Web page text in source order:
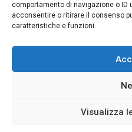
comportamento di navigazione o ID
acconsentire o ritirare il consenso
caratteristiche e funzioni.
Visualizza
Certificazioni